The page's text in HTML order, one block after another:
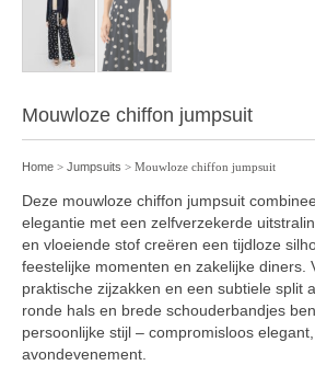
Mouwloze chiffon jumpsuit
Home > Jumpsuits > Mouwloze chiffon jumpsuit
Deze mouwloze chiffon jumpsuit
elegantie met een zelfverzekerde
en vloeiende stof creëren een tijdloze
feestelijke momenten en zakelijke diners.
praktische zijzakken en een subtiele split
ronde hals en brede schouderbandjes
persoonlijke stijl – compromisloos
avondevenement.